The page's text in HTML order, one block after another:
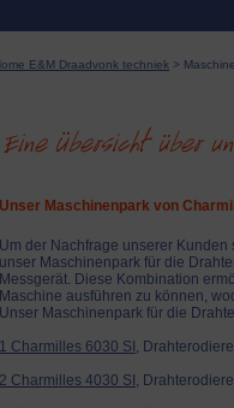
E&M Draadvonk techniek >
Unser Maschinenpark von
Um der Nachfrage unserer
unser Maschinenpark für die
Messgerät. Diese Kombination
Maschine ausführen zu können,
Unser Maschinenpark für die
1 Charmilles 6030 SI ,
2 Charmilles 4030 SI ,